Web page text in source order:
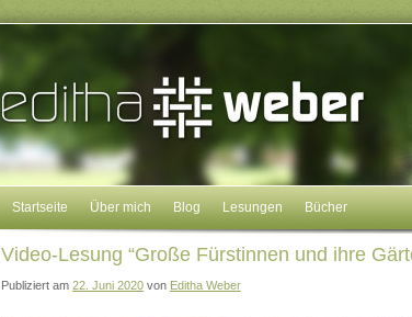
Startseite Über mich Blog Lesungen Bücher
Video-Lesung “Große Fürstinnen und ihre
Publiziert am 22. Juni 2020 von Editha Weber